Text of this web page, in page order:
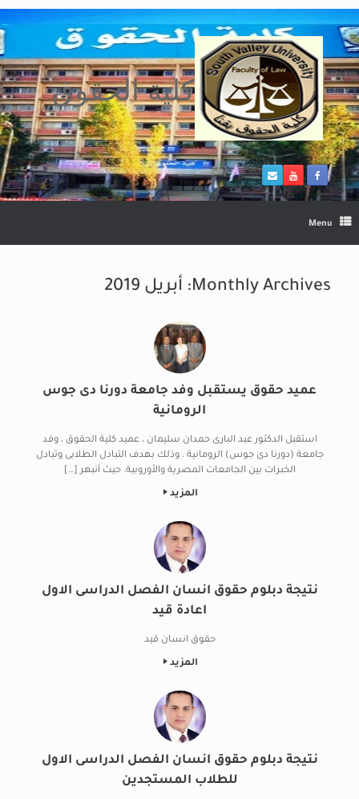
Skip
to
content
كلية الحقوق
Menu
Monthly Archives: أبريل 2019
عميد حقوق يستقبل وفد جامعة دورنا دى جوس
الرومانية
استقبل الدكتور عبد البارى حمدان سليمان ، عميد كلية الحقوق ، وفد
جامعة (دورنا دى جوس) الرومانية . وذلك بهدف التبادل الطلابى وتبادل
الخبرات بين الجامعات المصرية والأوروبية. حيث أنبهر […]
المزيد
نتيجة دبلوم حقوق انسان الفصل الدراسى الاول
اعادة قيد
حقوق انسان قيد
المزيد
نتيجة دبلوم حقوق انسان الفصل الدراسى الاول
للطلاب المستجدين